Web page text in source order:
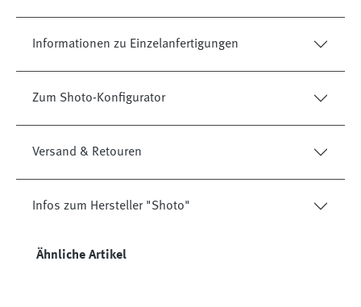
Informationen zu Einzelanfertigungen
Zum Shoto-Konfigurator
Versand & Retouren
Infos zum Hersteller "Shoto"
Produktgalerie überspringen
Ähnliche Artikel